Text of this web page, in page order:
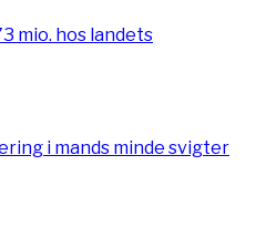
mio. hos landets
i mands minde svigter